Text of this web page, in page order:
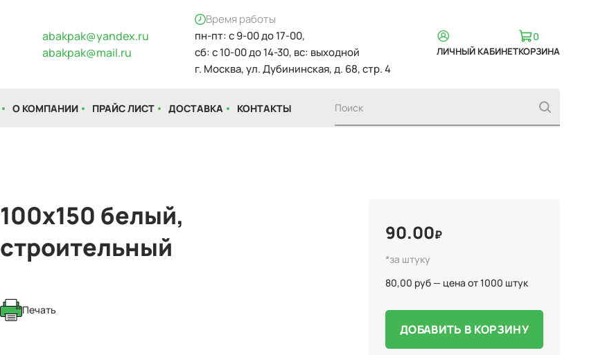
abakpak@yandex.ru
abakpak@mail.ru
Время работы
пн-пт: с 9-00 до 17-00,
сб: с 10-00 до 14-30, вс: выходной
г. Москва, ул. Дубининская, д. 68, стр. 4
ЛИЧНЫЙ КАБИНЕТ
0
КОРЗИНА
О КОМПАНИИ ПРАЙС ЛИСТ ДОСТАВКА КОНТАКТЫ
100x150 белый,
строительный
Печать
90.00₽
*за штуку
80,00 руб — цена от 1000 штук
ДОБАВИТЬ В КОРЗИНУ